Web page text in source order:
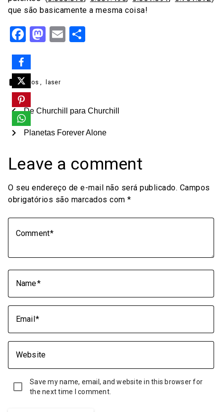
que são basicamente a mesma coisa!
Facebook
Mastodon
Email
label gatos, laser
chevron_left De Churchill para Churchill
Planetas Forever Alone
chevron_right
Leave a comment
O seu endereço de e-mail não será publicado. Campos
obrigatórios são marcados com *
Comment
Name
Email
Website
Save my name, email, and website in this browser for
the next time I comment.